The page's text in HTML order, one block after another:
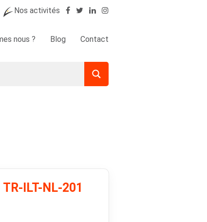
Nos activités
nous ? Blog Contact
ILT-NL-201